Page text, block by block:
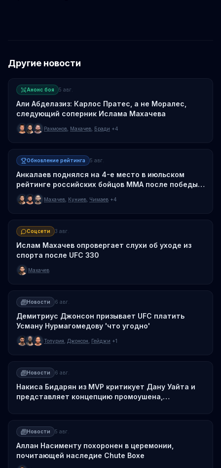
Другие новости
Анонс боя 5 авг.
Али Абделазиз: Карлос Пратес, а не Моралес,
следующий соперник Ислама Махачева
Рахмонов Махачев Бради +4
Обновление рейтинга 5 авг.
Анкалаев поднялся на 4-е место в июльском
рейтинге российских бойцов MMA после победы
над Гусковым
Махачев Куниев Чимаев +4
Соцсети 3 авг.
Ислам Махачев опровергает слухи об уходе из
спорта после UFC 330
Махачев
Новости 6 авг.
Демитриус Джонсон призывает UFC платить
Усману Нурмагомедову 'что угодно'
Топурия Джонсон Гейджи +1
Новости 6 авг.
Накиса Бидарян из MVP критикует Дану Уайта и
представляет концепцию промоушена,
Новости 5 авг.
Аллан Насименту похоронен в церемонии,
почитающей наследие Chute Boxe